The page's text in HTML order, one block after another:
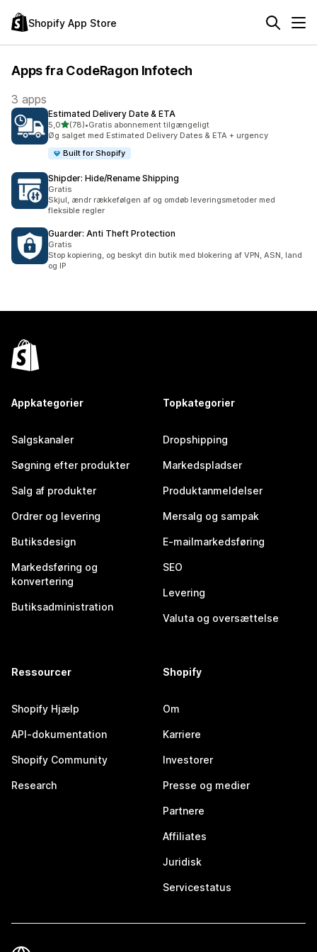
Shopify App Store
Apps fra CodeRagon Infotech
3 apps
Estimated Delivery Date & ETA
5,0ud af 5 stjerner
(78)
78 anmeldelser i alt
•Gratis abonnement tilgængeligt
Øg salget med Estimated Delivery Dates & ETA + urgency
Built for Shopify
Shipder: Hide/Rename Shipping
Gratis
Skjul, ændr rækkefølgen af og omdøb leveringsmetoder med
fleksible regler
Guarder: Anti Theft Protection
Gratis
Stop kopiering, og beskyt din butik med blokering af VPN, ASN, land
og IP
Appkategorier
Salgskanaler
Søgning efter produkter
Salg af produkter
Ordrer og levering
Butiksdesign
Markedsføring og
konvertering
Butiksadministration
Topkategorier
Dropshipping
Markedspladser
Produktanmeldelser
Mersalg og sampak
E-mailmarkedsføring
SEO
Levering
Valuta og oversættelse
Ressourcer
Shopify Hjælp
API-dokumentation
Shopify Community
Research
Shopify
Om
Karriere
Investorer
Presse og medier
Partnere
Affiliates
Juridisk
Servicestatus